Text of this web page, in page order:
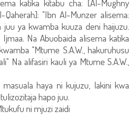
katika kitabu cha: [Al-Mughny
"Ibn Al-Munzer alisema:
juu ya kwamba kuuza deni haijuzu.
Na Abuobaida alisema katika
"Mtume S.A.W., hakuruhusu
Na alifasiri kauli ya Mtume S.A.W.,
haya ni kujuzu, lakini kwa
hapo juu.
ni mjuzi zaidi